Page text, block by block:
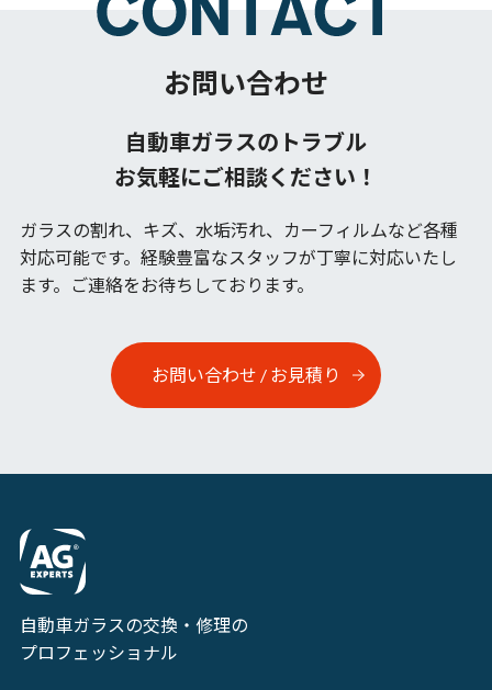
お問い合わせ
自動車ガラスのトラブル
お気軽にご相談ください！
ガラスの割れ、キズ、水垢汚れ、カーフィルムなど各種
対応可能です。 経験豊富なスタッフが丁寧に対応いたし
ます。ご連絡をお待ちしております。
お問い合わせ / お見積り
自動車ガラスの交換・修理の
プロフェッショナル